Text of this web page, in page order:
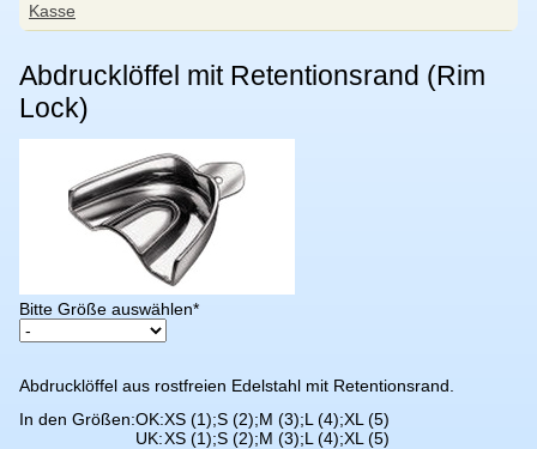
Kasse
Abdrucklöffel mit Retentionsrand (Rim
Lock)
Pflichtfeld
Bitte Größe auswählen*
Abdrucklöffel aus rostfreien Edelstahl mit Retentionsrand.
In den Größen:OK:XS (1);S (2);M (3);L (4);XL (5)
UK:XS (1);S (2);M (3);L (4);XL (5)